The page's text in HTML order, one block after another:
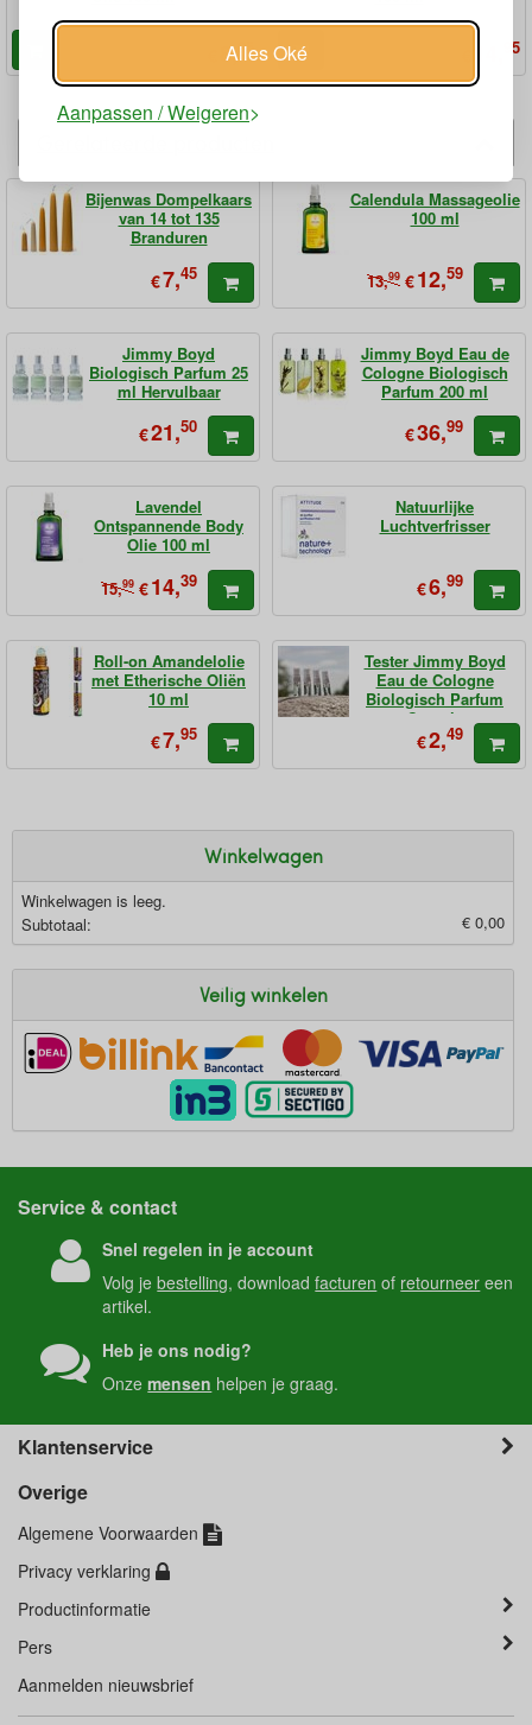
Alles Oké
Aanpassen / Weigeren
8,95 95
Bijenwas Dompelkaars
van 14 tot 135
Branduren
€7,45
Calendula Massageolie
100 ml
13,99 €12,59
Jimmy Boyd
Biologisch Parfum 25
ml Hervulbaar
€21,50
Jimmy Boyd Eau de
Cologne Biologisch
Parfum 200 ml
€36,99
Lavendel
Ontspannende Body
Olie 100 ml
15,99 €14,39
Natuurlijke
Luchtverfrisser
€6,99
Roll-on Amandelolie
met Etherische Oliën
10 ml
€7,95
Tester Jimmy Boyd
Eau de Cologne
Biologisch Parfum
Sample
€2,49
Winkelwagen
Winkelwagen is leeg.
Subtotaal:
€ 0,00
Veilig winkelen
Service & contact
Snel regelen in je account
Volg jebestelling, downloadfacturen of retourneer een
artikel.
Heb je ons nodig?
Onzemensen helpen je graag.
Klantenservice
Overige
Algemene Voorwaarden
Privacy verklaring
Productinformatie
Pers
Aanmelden nieuwsbrief